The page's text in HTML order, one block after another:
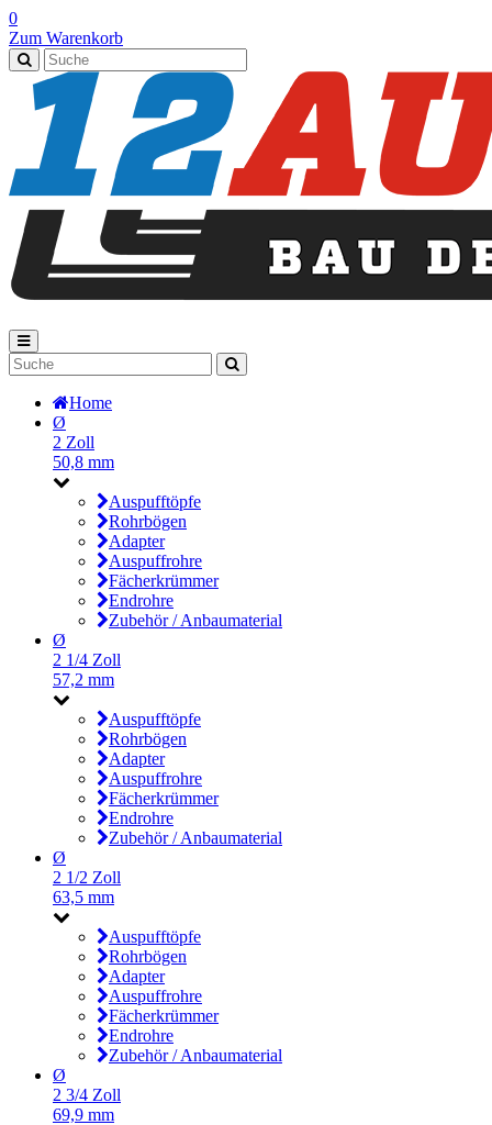
0
Zum Warenkorb
Home
Ø
2 Zoll
50,8 mm
Auspufftöpfe
Rohrbögen
Adapter
Auspuffrohre
Fächerkrümmer
Endrohre
Zubehör / Anbaumaterial
Ø
2 1/4 Zoll
57,2 mm
Auspufftöpfe
Rohrbögen
Adapter
Auspuffrohre
Fächerkrümmer
Endrohre
Zubehör / Anbaumaterial
Ø
2 1/2 Zoll
63,5 mm
Auspufftöpfe
Rohrbögen
Adapter
Auspuffrohre
Fächerkrümmer
Endrohre
Zubehör / Anbaumaterial
Ø
2 3/4 Zoll
69,9 mm